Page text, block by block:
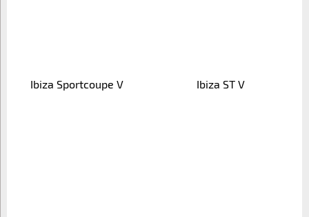
Ibiza Sportcoupe V Ibiza ST V